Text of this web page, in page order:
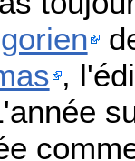
,